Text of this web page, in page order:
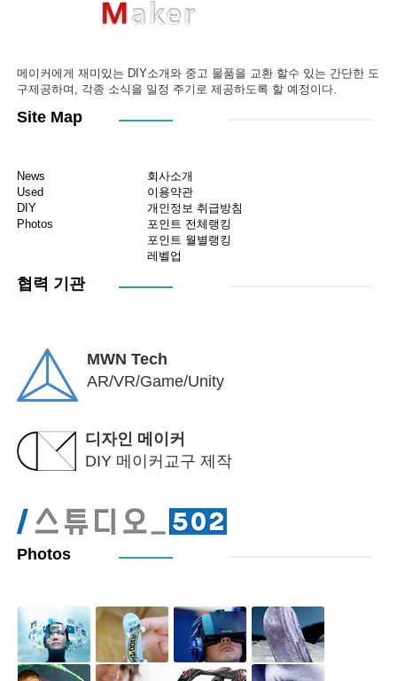
메이커에게 재미있는 DIY소개와 중고 물품을 교환 할수 있는 간단한 도
구제공하며, 각종 소식을 일정 주기로 제공하도록 할 예정이다.
Site Map
News
Used
DIY
Photos
회사소개
이용약관
개인정보 취급방침
포인트 전체랭킹
포인트 월별랭킹
레벨업
협력 기관
MWN Tech
AR/VR/Game/Unity
디자인 메이커
DIY 메이커교구 제작
Photos